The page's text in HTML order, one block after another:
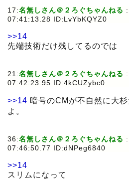
17:名無しさん＠２ろぐちゃんねる :
07:41:13.28 ID:LvYbKQYZ0
>>14
先端技術だけ残してるのでは
21:名無しさん＠２ろぐちゃんねる :
07:42:23.95 ID:4kCUZybc0
>>14 暗号のCMが不自然に大
よ。
36:名無しさん＠２ろぐちゃんねる :
07:46:50.77 ID:dNPeg6840
>>14
スリムになって